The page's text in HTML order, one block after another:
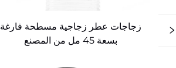
زجاجات عطر زجاجية مسطحة فارغة
بسعة 45 مل من المصنع